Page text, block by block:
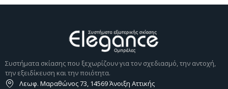
Συστήματα σκίασης που ξεχωρίζουν για τον σχεδιασμό, την αντοχή,
την εξειδίκευση και την ποιότητα.
Λεωφ. Μαραθώνος 73, 14569 Άνοιξη Αττικής